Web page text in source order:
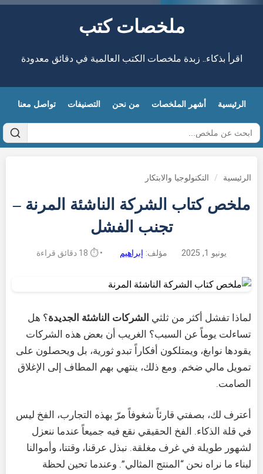
ملخصات كتب
اقرأ بذكاء.. زبدة ملخصات الكتب العالمية في دقائق معدودة
الرئيسية أشهر الملخصات من نحن التصنيفات تواصل معنا
الرئيسية / التكنولوجيا والابتكار
ملخص كتاب الشركة الناشئة المرنة –
تجنب الفشل
يونيو 1, 2025 مؤلف: إبراهيم • ⏱️ 18 دقائق قراءة
لماذا تفشل أكثر من ثلثي الشركات الناشئة الجديدة؟ هل
تساءلت يوماً عن السبب؟ الغريب أن بعض هذه الشركات
يقودها نوابغ، ويمتلكون أفكاراً تبدو ثورية، بل ويحصلون على
تمويل مالي ضخم. ومع ذلك، ينتهي بهم المطاف إلى الإغلاق
الصامت.
أعترف لك، بصفتي قارئاً شغوفاً مرّ بهذه التجارب، الفخ ليس
في قلة الذكاء. الفخ الحقيقي نقع فيه جميعاً عندما ننعزل
لشهور طويلة في غرف مغلقة. نبذل عرقنا، وقتنا، وأموالنا
لبناء ما نراه نحن “المنتج المثالي”. وعندما تحين لحظة